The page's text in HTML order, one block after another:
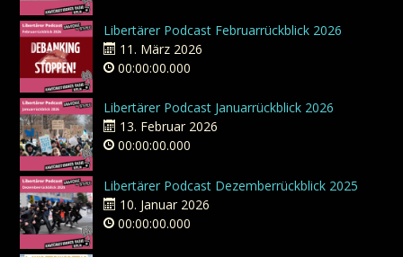
Libertärer Podcast Februarrückblick 2026
11. März 2026
00:00:00.000
Libertärer Podcast Januarrückblick 2026
13. Februar 2026
00:00:00.000
Libertärer Podcast Dezemberrückblick 2025
10. Januar 2026
00:00:00.000